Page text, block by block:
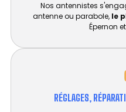
Nos antennistes
antenne ou parabole, le
Épernon
RÉGLAGES,